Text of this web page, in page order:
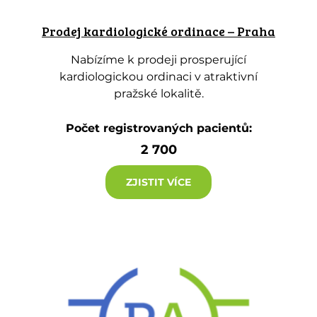
Prodej kardiologické ordinace – Praha
Nabízíme k prodeji prosperující
kardiologickou ordinaci v atraktivní
pražské lokalitě.
Počet registrovaných pacientů:
2 700
ZJISTIT VÍCE